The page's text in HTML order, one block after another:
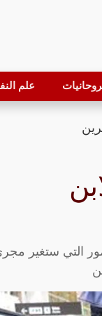
علم
التي ستغير